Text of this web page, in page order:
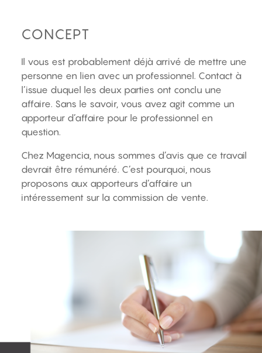
CONCEPT
Il vous est probablement déjà arrivé de mettre une
personne en lien avec un professionnel. Contact à
l’issue duquel les deux parties ont conclu une
affaire. Sans le savoir, vous avez agit comme un
apporteur d’affaire pour le professionnel en
question.
Chez Magencia, nous sommes d’avis que ce travail
devrait être rémunéré. C’est pourquoi, nous
proposons aux apporteurs d’affaire un
intéressement sur la commission de vente.